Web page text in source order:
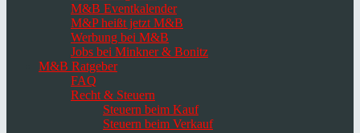
M&B Eventkalender
M&P heißt jetzt M&B
Werbung bei M&B
Jobs bei Minkner & Bonitz
M&B Ratgeber
FAQ
Recht & Steuern
Steuern beim Kauf
Steuern beim Verkauf